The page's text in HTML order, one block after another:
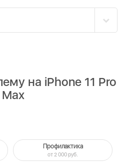
на iPhone 11 Pro
Max
Профилактика
от 2 000 руб.